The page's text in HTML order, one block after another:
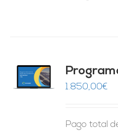
1.850,00€
Pago total